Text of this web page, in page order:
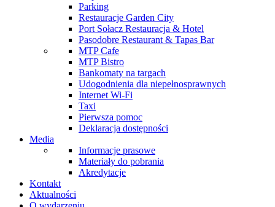
Parking
Restauracje Garden City
Port Sołacz Restauracja & Hotel
Pasodobre Restaurant & Tapas Bar
MTP Cafe
MTP Bistro
Bankomaty na targach
Udogodnienia dla niepełnosprawnych
Internet Wi-Fi
Taxi
Pierwsza pomoc
Deklaracja dostępności
Media
Informacje prasowe
Materiały do pobrania
Akredytacje
Kontakt
Aktualności